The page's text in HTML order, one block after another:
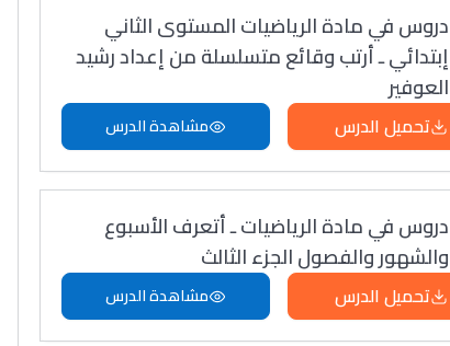
دروس في مادة الرياضيات المستوى الثاني
إبتدائي ـ أرتب وقائع متسلسلة من إعداد رشيد
العوفير
تحميل الدرس مشاهدة الدرس
دروس في مادة الرياضيات ـ أتعرف الأسبوع
والشهور والفصول الجزء الثالث
تحميل الدرس مشاهدة الدرس